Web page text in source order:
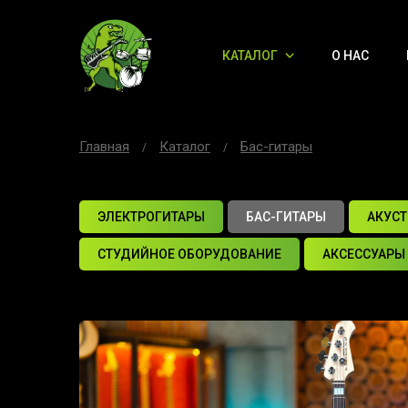
КАТАЛОГ О НАС
Главная Каталог Бас-гитары
ЭЛЕКТРОГИТАРЫ БАС-ГИТАРЫ
СТУДИЙНОЕ ОБОРУДОВАНИЕ АКСЕССУАРЫ